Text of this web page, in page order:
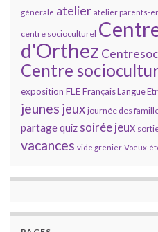
générale atelier atelier parents-
centre socioculturel
d'Orthez
Centre
exposition FLE Français Langue
jeunes jeux journée des
partagequiz soirée jeux
vacances vide grenier Voeux